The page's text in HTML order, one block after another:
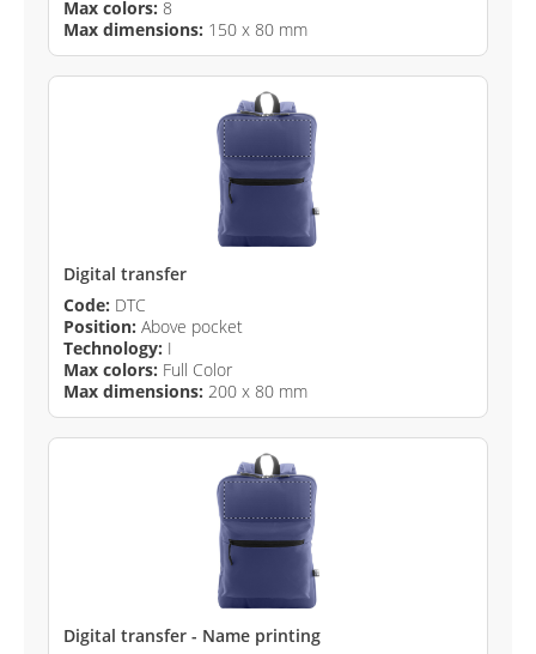
Max colors: 8
Max dimensions: 150 x 80 mm
Digital transfer
Code: DTC
Position: Above pocket
Technology: I
Max colors: Full Color
Max dimensions: 200 x 80 mm
Digital transfer - Name printing